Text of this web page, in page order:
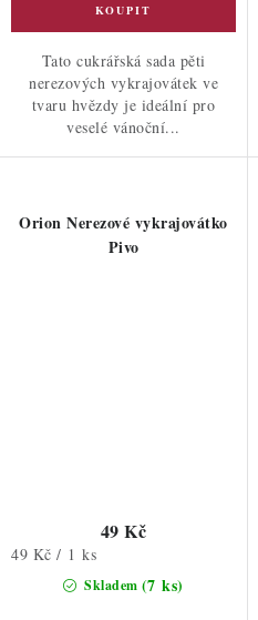
Tato cukrářská sada pěti
nerezových vykrajovátek ve
tvaru hvězdy je ideální pro
veselé vánoční...
Orion Nerezové vykrajovátko
Pivo
Skladem (7 ks)
49 Kč
Měrná
49 Kč / 1 ks